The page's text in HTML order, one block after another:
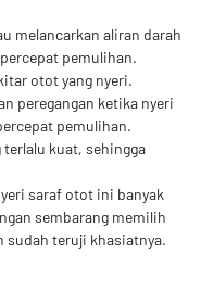
melancarkan aliran darah
pemulihan.
otot yang nyeri.
peregangan ketika nyeri
pemulihan.
kuat, sehingga
saraf otot ini banyak
sembarang memilih
sudah teruji khasiatnya.